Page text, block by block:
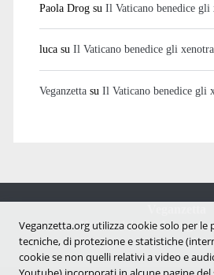
Paola Drogsu Il Vaticano benedice gli
lucasu Il Vaticano benedice gli
Veganzettasu Il Vaticano benedice gli
Notizie dal mondo vegan
Veganzetta.org utilizza cookie solo per
tecniche, di protezione e statistiche
cookie se non quelli relativi a video e